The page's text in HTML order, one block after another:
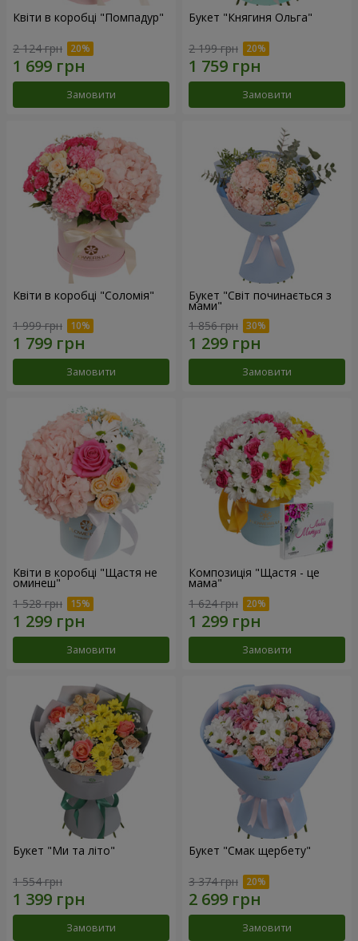
Квіти в коробці "Помпадур"
2 124 грн
Замовити
Букет "Княгиня Ольга"
2 199 грн
Замовити
Квіти в коробці "Соломія"
1 999 грн
Замовити
Букет "Світ починається з
мами"
1 856 грн
Замовити
Квіти в коробці "Щастя не
оминеш"
1 528 грн
Замовити
Композиція "Щастя - це
мама"
1 624 грн
Замовити
Букет "Ми та літо"
1 554 грн
Замовити
Букет "Смак щербету"
3 374 грн
Замовити